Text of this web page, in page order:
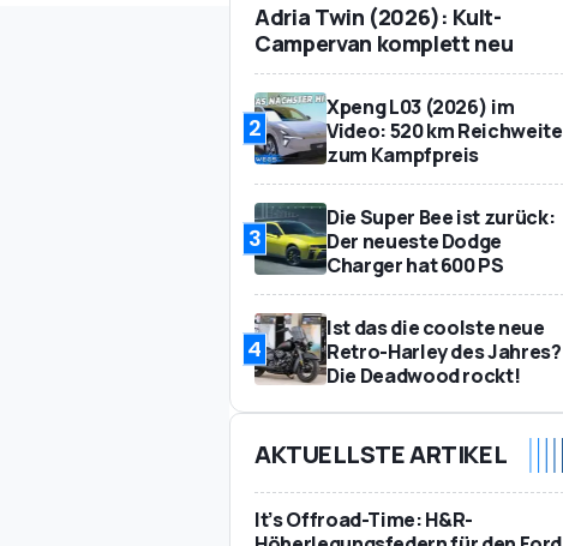
Adria Twin (2026): Kult-
Campervan komplett neu
2
Xpeng L03 (2026) im
Video: 520 km Reichweite
zum Kampfpreis
3
Die Super Bee ist zurück:
Der neueste Dodge
Charger hat 600 PS
4
Ist das die coolste neue
Retro-Harley des Jahres?
Die Deadwood rockt!
AKTUELLSTE ARTIKEL
It’s Offroad-Time: H&R-